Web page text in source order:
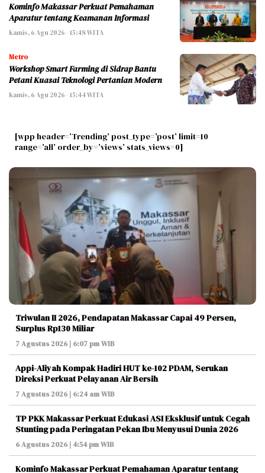
Kominfo Makassar Perkuat Pemahaman
Aparatur tentang Keamanan Informasi
Kamis, 6 Agu 2026 - 15:48 WITA
Metro
Workshop Smart Farming di Sidrap Bantu
Petani Kuasai Teknologi Pertanian Modern
Kamis, 6 Agu 2026 - 15:44 WITA
[wpp header=’Trending’ post_type=’post’ limit=10
range=’all’ order_by=’views’ stats_views=0]
Triwulan II 2026, Pendapatan Makassar Capai 49 Persen,
Surplus Rp130 Miliar
7 Agustus 2026 | 6:07 pm WIB
Appi-Aliyah Kompak Hadiri HUT ke-102 PDAM, Serukan
Direksi Perkuat Pelayanan Air Bersih
7 Agustus 2026 | 6:24 am WIB
TP PKK Makassar Perkuat Edukasi ASI Eksklusif untuk Cegah
Stunting pada Peringatan Pekan Ibu Menyusui Dunia 2026
6 Agustus 2026 | 4:54 pm WIB
Kominfo Makassar Perkuat Pemahaman Aparatur tentang